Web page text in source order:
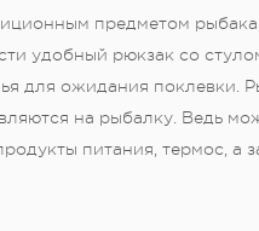
предметом
удобный рюкзак со
для ожидания поклевки.
на рыбалку. Ведь
питания, термос, а